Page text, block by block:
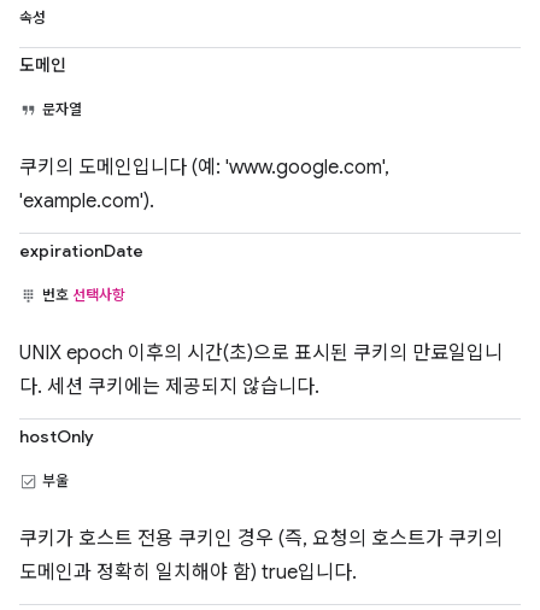
속성
도메인
문자열
쿠키의 도메인입니다 (예: 'www.google.com',
'example.com').
expirationDate
번호 선택사항
UNIX epoch 이후의 시간(초)으로 표시된 쿠키의 만료일입니
다. 세션 쿠키에는 제공되지 않습니다.
hostOnly
부울
쿠키가 호스트 전용 쿠키인 경우 (즉, 요청의 호스트가 쿠키의
도메인과 정확히 일치해야 함) true입니다.